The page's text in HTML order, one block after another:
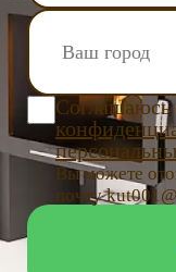
Соглашаюсь
Вы можете
почту